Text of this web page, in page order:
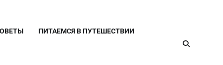
ПИТАЕМСЯ В ПУТЕШЕСТВИИ